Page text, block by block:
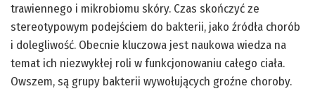
trawiennego i mikrobiomu skóry. Czas skończyć ze
stereotypowym podejściem do bakterii, jako źródła chorób
i dolegliwość. Obecnie kluczowa jest naukowa wiedza na
temat ich niezwykłej roli w funkcjonowaniu całego ciała.
Owszem, są grupy bakterii wywołujących groźne choroby.